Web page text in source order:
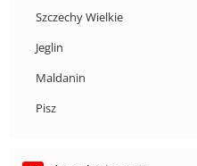
Szczechy Wielkie
Jeglin
Maldanin
Pisz